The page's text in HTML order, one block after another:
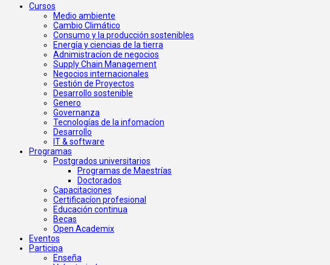
Cursos
Medio ambiente
Cambio Climático
Consumo y la producción sostenibles
Energía y ciencias de la tierra
Adnimistracíon de negocios
Supply Chain Management
Negocios internacionales
Gestión de Proyectos
Desarrollo sostenible
Genero
Governanza
Tecnologías de la infomacíon
Desarrollo
IT & software
Programas
Postgrados universitarios
Programas de Maestrías
Doctorados
Capacitaciones
Certificacíon profesional
Educación continua
Becas
Open Academix
Eventos
Participa
Enseña